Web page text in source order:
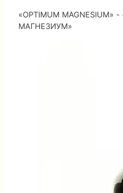
«OPTIMUM
МАГНЕЗИУМ»